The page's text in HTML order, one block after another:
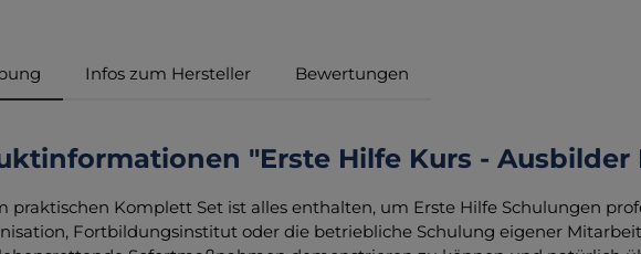
Infos zum Hersteller Bewertungen
"Erste Hilfe Kurs - Ausbilder
praktischen Komplett Set ist alles enthalten, um Erste Hilfe Schulungen
Fortbildungsinstitut oder die betriebliche Schulung eigener